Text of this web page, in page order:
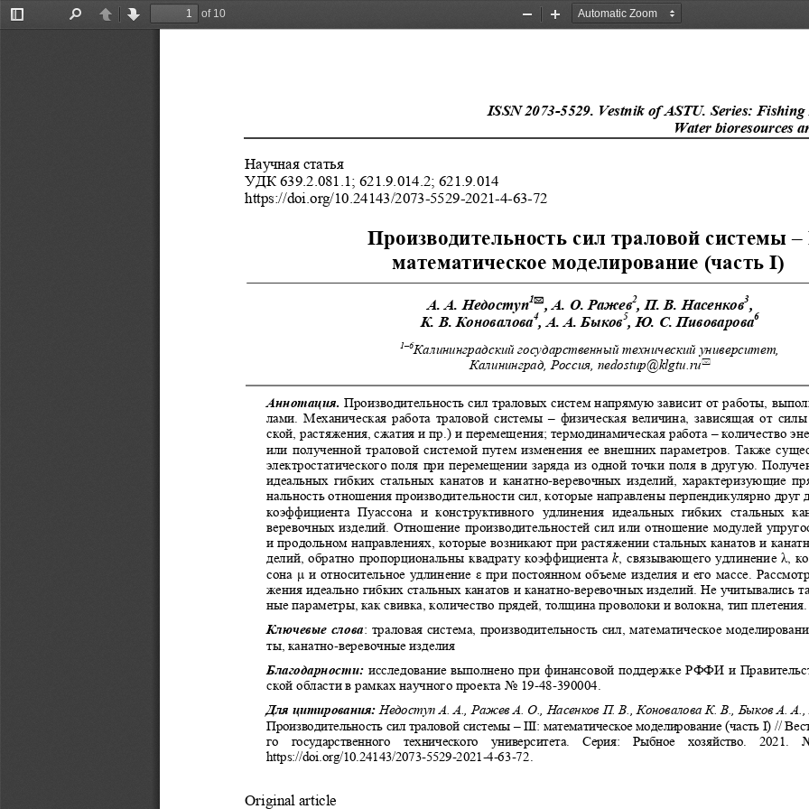
Toggle
PreviousNext
of 10
Zoom
Zoom
ISSN 2073-5529. Vestnik of ASTU. Series: Fishing
Water bioresources
Научная статья
УДК 639.2.081.1; 621.9.014.2; 621.9.014
https://doi.org/10.24143/2073-5529-2021-4-63-72
Производительность сил траловой системы
математическое моделирование (часть I)
А. А. Недоступ 1 , А. О. Ражев 2, П. В. Насенков 3,
К. В. Коновалова
4, А. А. Быков 5, Ю. С. Пивоварова 6
1–6Калининградский государственный технический университет,
Калининград, Россия, nedostup@klgtu.ru

Аннотация. Производительность сил траловых систем напрямую зависит от работы,
лами. Механическая работа траловой системы – физическая величина, зависящая от
ской, растяжения, сжатия и пр.) и перемещения; термодинамическая работа – количество
или полученной траловой системой путем изменения ее внешних параметров. Также
электростатического поля при перемещении заряда из одной точки поля в другую.
идеальных гибких стальных канатов и канатно-веревочных изделий, характеризующие
нальность отношения производительности сил, которые направлены перпендикулярно друг
коэффициента  Пуассона  и  конструктивного  удлинения  идеальных  гибких  стальных
веревочных изделий. Отношение производительностей сил или отношение модулей
и продольном направлениях, которые возникают при растяжении стальных канатов и
делий, обратно пропорциональны квадрату коэффициента k, связывающего удлинение λ,
сона μ и относительное удлинение ε при постоянном объеме изделия и его массе.
жения идеально гибких стальных канатов и канатно-веревочных изделий. Не учитывались
ные параметры, как свивка, количество прядей, толщина проволоки и волокна, тип плетения.
Ключевые слова : траловая система, производительность сил, математическое
ты, канатно-веревочные изделия
Благодарности:
исследование выполнено при финансовой поддержке РФФИ и
ской области в рамках научного проекта No 19-48-390004.
Для цитирования: Недоступ А. А., Ражев А. О., Насенков П. В., Коновалова К. В., Быков А.
Производительность сил траловой системы – III: математическое моделирование (часть I) //
го  государственного  технического  университета.  Серия:  Рыбное  хозяйство.  2021.
https://doi.org/10.24143/2073-5529-2021-4-63-72.
Original article